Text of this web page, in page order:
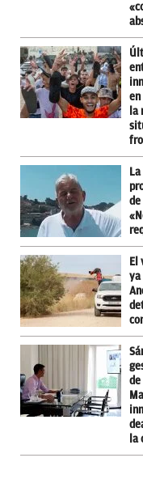
en
la
de
El
ya
de
la